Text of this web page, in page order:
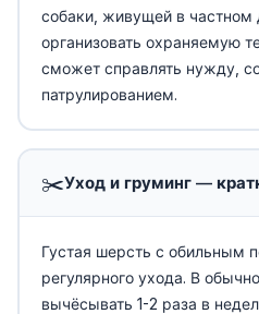
собаки, живущей в
организовать охраняемую
сможет справлять нужду,
патрулированием.
✂️Уход и груминг —
Густая шерсть с обильным
регулярного ухода. В
вычёсывать 1-2 раза в